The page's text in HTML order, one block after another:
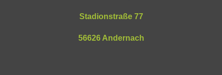
Stadionstraße 77
56626 Andernach